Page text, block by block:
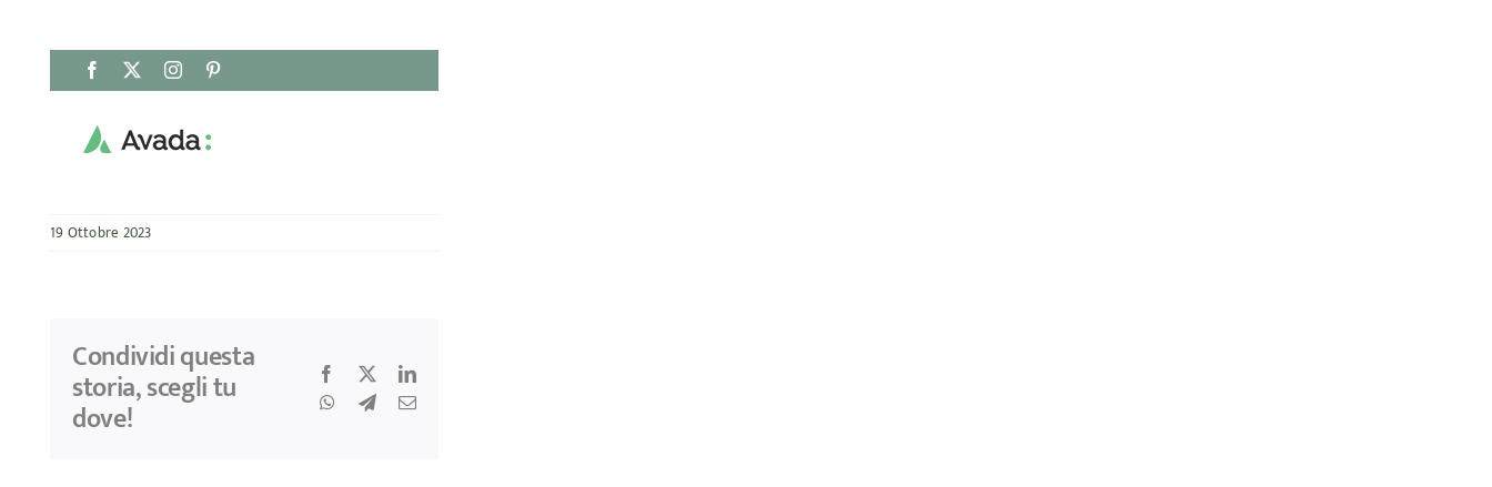
Salta
al
contenuto
Facebook Instagram
19 Ottobre 2023
Condividi questa
storia, scegli tu
dove!
Facebook
X
LinkedIn
WhatsApp
TelegramEmail